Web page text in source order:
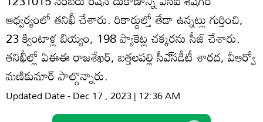
ఆధ్వర్యంలో తనిఖీ చేశారు. రికార్డుల్తో తేడా ఉన్నట్లు గుర్తించి,
23 క్వింటాళ్ల బియ్యం, 198 ప్యాకెట్ల చక్కరను సీజ్‌ చేశారు.
తనిఖీల్లో ఏఈఈ రాజశేఖర్‌, బత్తలపల్లి సీఎ్‌సడీటీ శారద, వీఆర్వో
మణికుమార్‌ పాల్గొన్నారు.
Updated Date - Dec 17 , 2023 | 12:36 AM